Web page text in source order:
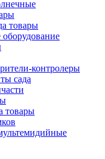
товары
оборудование
контролеры
сада
товары